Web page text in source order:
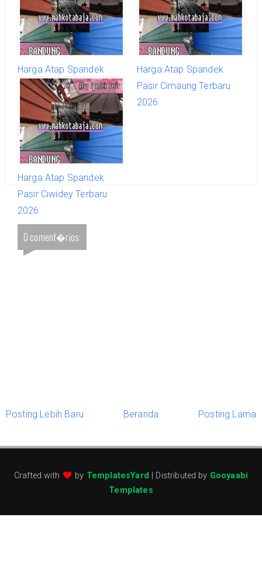
Harga Atap Spandek
Pasir Cicalengka Terbaru
2026
Harga Atap Spandek
Pasir Cimaung Terbaru
2026
Harga Atap Spandek
Pasir Ciwidey Terbaru
2026
0 coment�rios:
Posting Lebih Baru Beranda Posting Lama
Crafted with by TemplatesYard | Distributed by Gooyaabi
Templates